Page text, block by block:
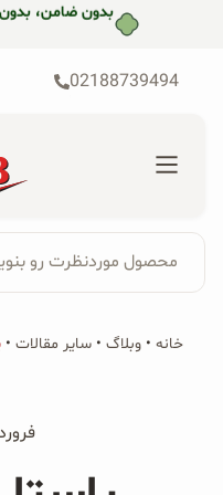
بدون ضامن،
02188739494
برای:
جستجو...
پکیج‌ها
محصولات
محصول موردنظرت رو
خانه • وبلاگ • سایر مقالات •
فروردین